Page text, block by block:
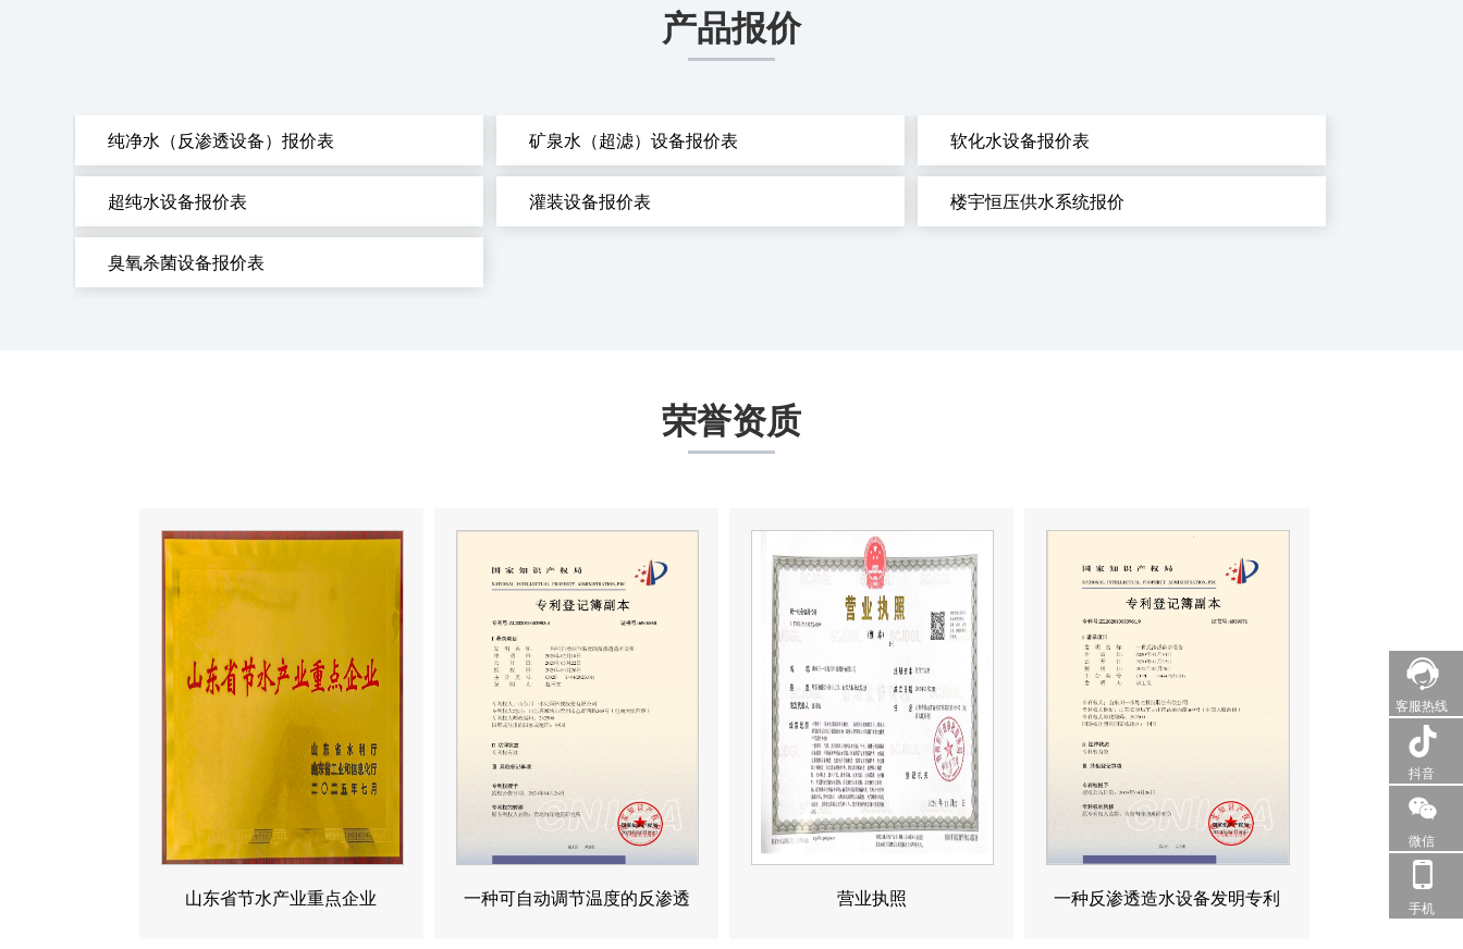
产品报价
纯净水（反渗透设备）报价表 矿泉水（超滤）设备报价表 软化水设备报价表
超纯水设备报价表 灌装设备报价表 楼宇恒压供水系统报价
臭氧杀菌设备报价表
荣誉资质
山东省节水产业重点企业 一种可自动调节温度的反渗透 营业执照 一种反渗透造水设备发明专利
客服热线
抖音
微信
手机